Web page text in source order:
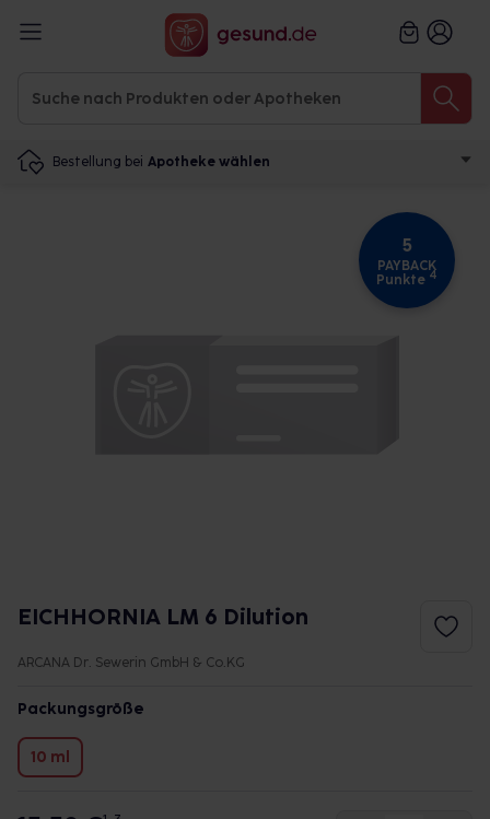
Bestellung bei Apotheke wählen
5
PAYBACK
Punkte 4
EICHHORNIA LM 6 Dilution
ARCANA Dr. Sewerin GmbH & Co.KG
Packungsgröße
10 ml